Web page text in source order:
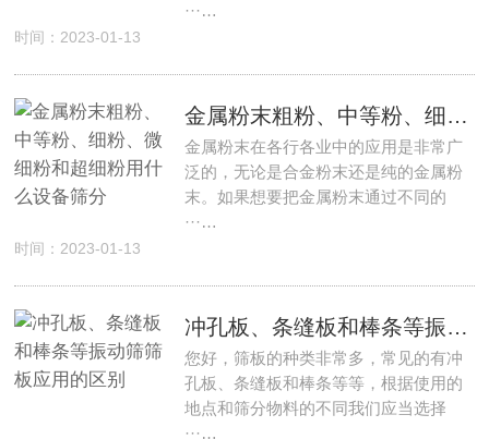
···…
时间：2023-01-13
金属粉末粗粉、中等粉、细粉、微细粉和超细粉用什么设备筛分
金属粉末在各行各业中的应用是非常广
泛的，无论是合金粉末还是纯的金属粉
末。如果想要把金属粉末通过不同的
···…
时间：2023-01-13
冲孔板、条缝板和棒条等振动筛筛板应用的区别
您好，筛板的种类非常多，常见的有冲
孔板、条缝板和棒条等等，根据使用的
地点和筛分物料的不同我们应当选择
···…